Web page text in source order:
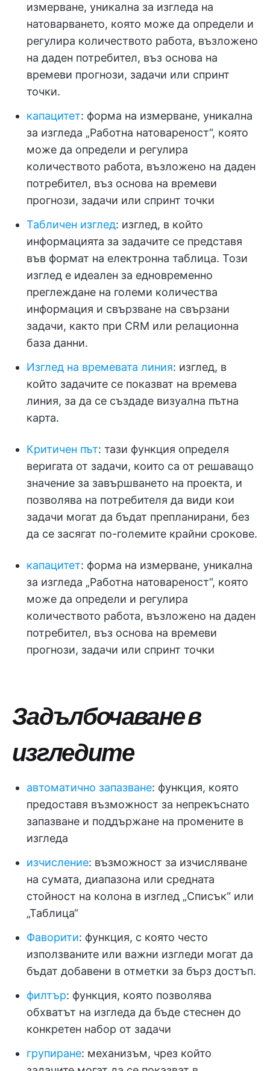
измерване, уникална за изгледа на
натоварването, която може да определи и
регулира количеството работа, възложено
на даден потребител, въз основа на
времеви прогнози, задачи или спринт
точки.
капацитет: форма на измерване, уникална
за изгледа „Работна натовареност“, която
може да определи и регулира
количеството работа, възложено на даден
потребител, въз основа на времеви
прогнози, задачи или спринт точки
Табличен изглед: изглед, в който
информацията за задачите се представя
във формат на електронна таблица. Този
изглед е идеален за едновременно
преглеждане на големи количества
информация и свързване на свързани
задачи, както при CRM или релационна
база данни.
Изглед на времевата линия: изглед, в
който задачите се показват на времева
линия, за да се създаде визуална пътна
карта.
Критичен път: тази функция определя
веригата от задачи, които са от решаващо
значение за завършването на проекта, и
позволява на потребителя да види кои
задачи могат да бъдат препланирани, без
да се засягат по-големите крайни срокове.
капацитет: форма на измерване, уникална
за изгледа „Работна натовареност“, която
може да определи и регулира
количеството работа, възложено на даден
потребител, въз основа на времеви
прогнози, задачи или спринт точки
Задълбочаване в
изгледите
автоматично запазване: функция, която
предоставя възможност за непрекъснато
запазване и поддържане на промените в
изгледа
изчисление: възможност за изчисляване
на сумата, диапазона или средната
стойност на колона в изглед „Списък“ или
„Таблица“
Фаворити: функция, с която често
използваните или важни изгледи могат да
бъдат добавени в отметки за бърз достъп.
филтър: функция, която позволява
обхватът на изгледа да бъде стеснен до
конкретен набор от задачи
групиране: механизъм, чрез който